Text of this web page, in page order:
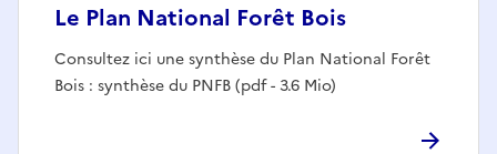
Le Plan National Forêt Bois
Consultez ici une synthèse du Plan National Forêt
Bois : synthèse du PNFB (pdf - 3.6 Mio)